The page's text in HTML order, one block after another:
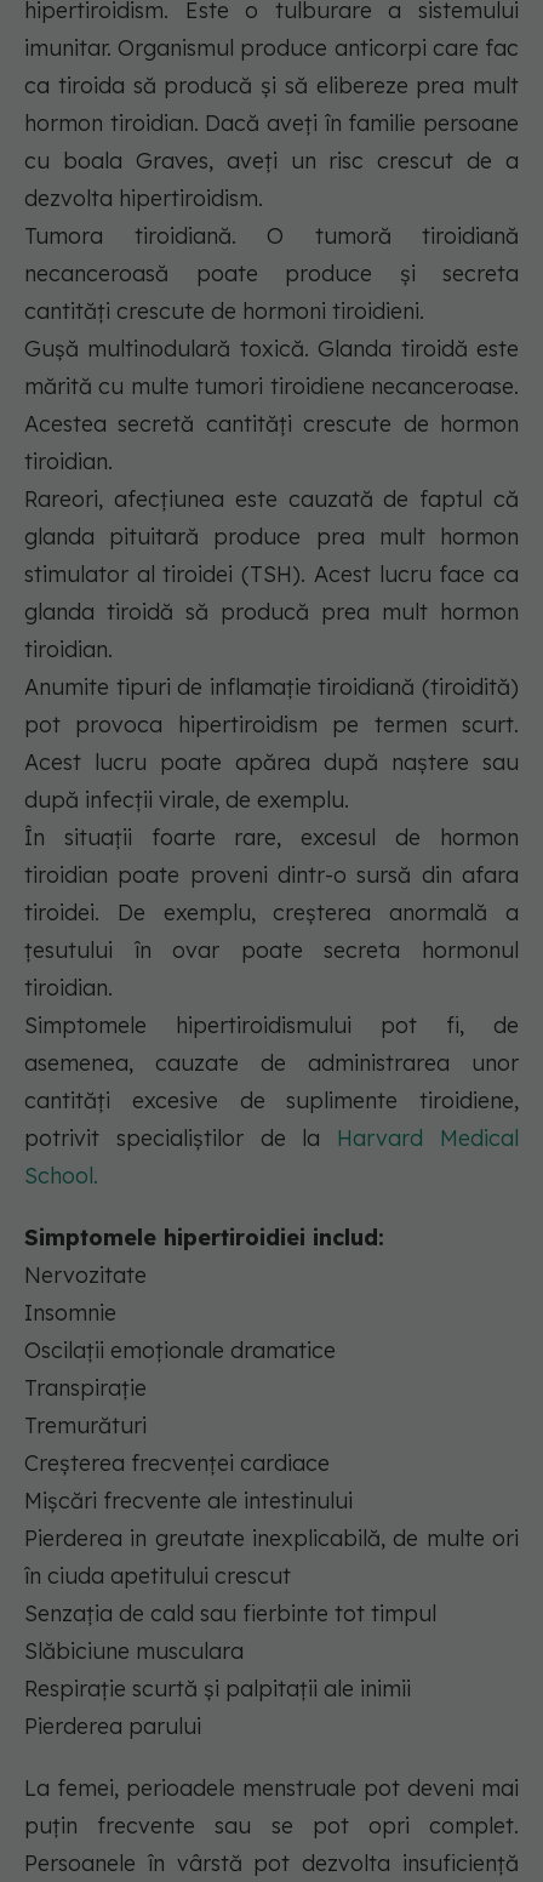
hipertiroidism. Este o tulburare a sistemului
imunitar. Organismul produce anticorpi care fac
ca tiroida să producă și să elibereze prea mult
hormon tiroidian. Dacă aveți în familie persoane
cu boala Graves, aveți un risc crescut de a
dezvolta hipertiroidism.
Tumora tiroidiană. O tumoră tiroidiană
necanceroasă poate produce și secreta
cantități crescute de hormoni tiroidieni.
Gușă multinodulară toxică. Glanda tiroidă este
mărită cu multe tumori tiroidiene necanceroase.
Acestea secretă cantități crescute de hormon
tiroidian.
Rareori, afecțiunea este cauzată de faptul că
glanda pituitară produce prea mult hormon
stimulator al tiroidei (TSH). Acest lucru face ca
glanda tiroidă să producă prea mult hormon
tiroidian.
Anumite tipuri de inflamație tiroidiană (tiroidită)
pot provoca hipertiroidism pe termen scurt.
Acest lucru poate apărea după naștere sau
după infecții virale, de exemplu.
În situații foarte rare, excesul de hormon
tiroidian poate proveni dintr-o sursă din afara
tiroidei. De exemplu, creșterea anormală a
țesutului în ovar poate secreta hormonul
tiroidian.
Simptomele hipertiroidismului pot fi, de
asemenea, cauzate de administrarea unor
cantități excesive de suplimente tiroidiene,
potrivit specialiștilor de la Harvard Medical
School.
Simptomele hipertiroidiei includ:
Nervozitate
Insomnie
Oscilații emoționale dramatice
Transpiraţie
Tremurături
Creșterea frecvenței cardiace
Mișcări frecvente ale intestinului
Pierderea in greutate inexplicabilă, de multe ori
în ciuda apetitului crescut
Senzația de cald sau fierbinte tot timpul
Slăbiciune musculara
Respirație scurtă și palpitații ale inimii
Pierderea parului
La femei, perioadele menstruale pot deveni mai
puțin frecvente sau se pot opri complet.
Persoanele în vârstă pot dezvolta insuficiență